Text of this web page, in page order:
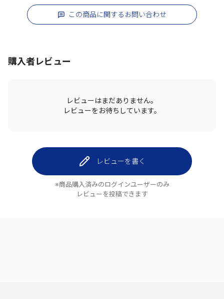
この商品に関するお問い合わせ
購入者レビュー
レビューはまだありません。
レビューをお待ちしています。
レビューを書く
※商品購入済みのログインユーザーのみ
レビューを投稿できます